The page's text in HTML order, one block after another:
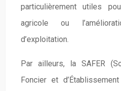
particulièrement utiles
agricole ou
d’exploitation.
Par ailleurs, la SAFER
Foncier et